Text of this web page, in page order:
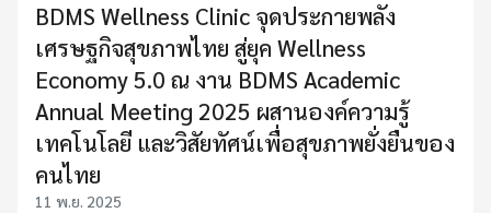
BDMS Wellness Clinic จุดประกายพลัง
เศรษฐกิจสุขภาพไทย สู่ยุค Wellness
Economy 5.0 ณ งาน BDMS Academic
Annual Meeting 2025 ผสานองค์ความรู้
เทคโนโลยี และวิสัยทัศน์เพื่อสุขภาพยั่งยืนของ
คนไทย
11 พ.ย. 2025